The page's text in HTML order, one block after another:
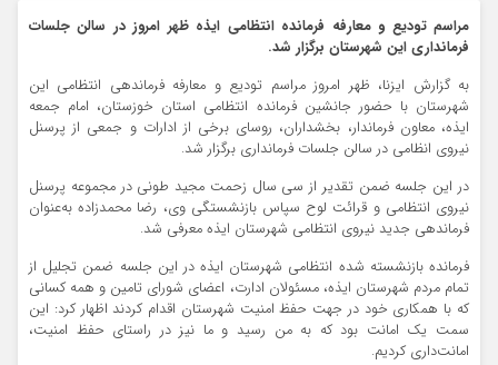
مراسم تودیع و معارفه فرمانده انتظامی ایذه ظهر امروز در سالن جلسات
فرمانداری این شهرستان برگزار شد.
به گزارش ایزنا، ظهر امروز مراسم تودیع و معارفه فرماندهی انتظامی این
شهرستان با حضور جانشین فرمانده انتظامی استان خوزستان، امام جمعه
ایذه، معاون فرماندار، بخشداران، روسای برخی از ادارات و جمعی از پرسنل
نیروی انظامی در سالن جلسات فرمانداری برگزار شد.
در این جلسه ضمن تقدیر از سی سال زحمت مجید طونی در مجموعه پرسنل
نیروی انتظامی و قرائت لوح سپاس بازنشستگی وی، رضا محمدزاده به‌عنوان
فرماندهی جدید نیروی انتظامی شهرستان ایذه معرفی شد.
فرمانده بازنشسته شده انتظامی شهرستان ایذه در این جلسه ضمن تجلیل از
تمام مردم شهرستان ایذه، مسئولان ادارت، اعضای شورای تامین و همه کسانی
که با همکاری خود در جهت حفظ امنیت شهرستان اقدام کردند اظهار کرد: این
سمت یک امانت بود که به من رسید و ما نیز در راستای حفظ امنیت،
امانت‌داری کردیم.